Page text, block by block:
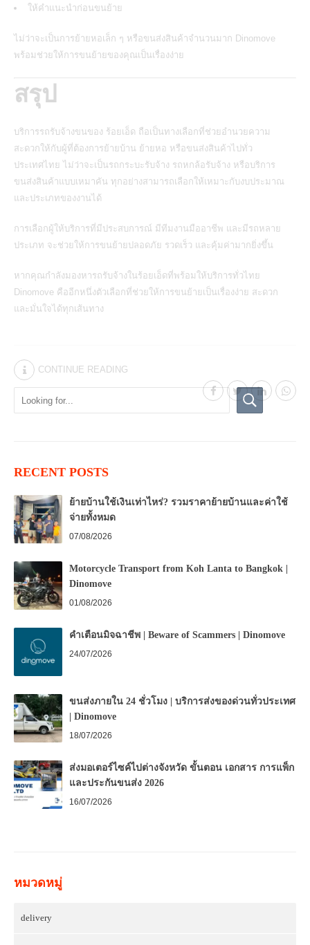
ให้คำแนะนำก่อนขนย้าย
ไม่ว่าจะเป็นการย้ายหอเล็ก ๆ หรือขนส่งสินค้าจำนวนมาก Dinomove
พร้อมช่วยให้การขนย้ายของคุณเป็นเรื่องง่าย
สรุป
บริการรถรับจ้างขนของ ร้อยเอ็ด ถือเป็นทางเลือกที่ช่วยอำนวยความ
สะดวกให้กับผู้ที่ต้องการย้ายบ้าน ย้ายหอ หรือขนส่งสินค้าไปทั่ว
ประเทศไทย ไม่ว่าจะเป็นรถกระบะรับจ้าง รถหกล้อรับจ้าง หรือบริการ
ขนส่งสินค้าแบบเหมาคัน ทุกอย่างสามารถเลือกให้เหมาะกับงบประมาณ
และประเภทของงานได้
การเลือกผู้ให้บริการที่มีประสบการณ์ มีทีมงานมืออาชีพ และมีรถหลาย
ประเภท จะช่วยให้การขนย้ายปลอดภัย รวดเร็ว และคุ้มค่ามากยิ่งขึ้น
หากคุณกำลังมองหารถรับจ้างในร้อยเอ็ดที่พร้อมให้บริการทั่วไทย
Dinomove คืออีกหนึ่งตัวเลือกที่ช่วยให้การขนย้ายเป็นเรื่องง่าย สะดวก
และมั่นใจได้ทุกเส้นทาง
CONTINUE READING
RECENT POSTS
ย้ายบ้านใช้เงินเท่าไหร่? รวมราคาย้ายบ้านและค่าใช้
จ่ายทั้งหมด
07/08/2026
Motorcycle Transport from Koh Lanta to Bangkok |
Dinomove
01/08/2026
คำเตือนมิจฉาชีพ | Beware of Scammers | Dinomove
24/07/2026
ขนส่งภายใน 24 ชั่วโมง | บริการส่งของด่วนทั่วประเทศ
| Dinomove
18/07/2026
ส่งมอเตอร์ไซค์ไปต่างจังหวัด ขั้นตอน เอกสาร การแพ็ก
และประกันขนส่ง 2026
16/07/2026
หมวดหมู่
delivery